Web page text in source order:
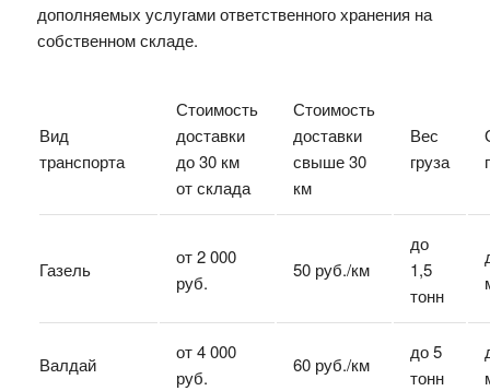
дополняемых услугами ответственного хранения на
собственном складе.
Вид
транспорта
Стоимость
доставки
до 30 км
от склада
Стоимость
доставки
свыше 30
км
Вес
груза
Газель
от 2 000
руб.
50 руб./км
до
1,5
тонн
Валдай
от 4 000
руб.
60 руб./км
до 5
тонн